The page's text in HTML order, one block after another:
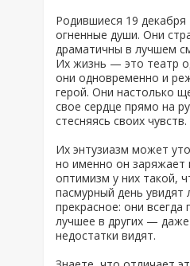
Родившиеся 19
огненные души. Они
драматичны в лучшем
Их жизнь — это театр
они одновременно и
герой. Они настолько
свое сердце прямо на
стесняясь своих чувств.
Их энтузиазм может
но именно он заряжает
оптимизм у них такой,
пасмурный день увидят
прекрасное: они всегда
лучшее в других — даже
недостатки видят.